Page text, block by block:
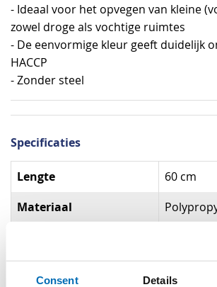
Consent Details
- Ideaal voor het opvegen van kleine
zowel droge als vochtige ruimtes
- De eenvormige kleur geeft duidelijk
HACCP
- Zonder steel
Specificaties
Specificaties
Lengte 60 cm
Materiaal